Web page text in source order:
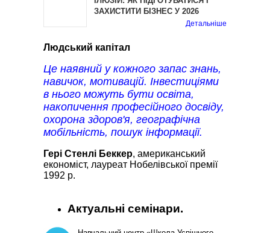
ЗАХИСТИТИ БІЗНЕС У 2026
Детальніше
Людський капітал
Це наявний у кожного запас знань,
навичок, мотивацій. Інвестиціями
в нього можуть бути освіта,
накопичення професійного досвіду,
охорона здоров'я, географічна
мобільність, пошук інформації.
Гері Стенлі Беккер, американський
економіст, лауреат Нобелівської премії
1992 р.
Актуальні семінари.